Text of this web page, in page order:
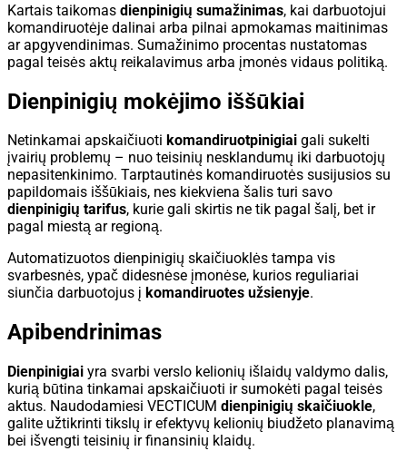
Kartais taikomas dienpinigių sumažinimas, kai darbuotojui
komandiruotėje dalinai arba pilnai apmokamas maitinimas
ar apgyvendinimas. Sumažinimo procentas nustatomas
pagal teisės aktų reikalavimus arba įmonės vidaus politiką.
Dienpinigių mokėjimo iššūkiai
Netinkamai apskaičiuoti komandiruotpinigiai gali sukelti
įvairių problemų – nuo teisinių nesklandumų iki darbuotojų
nepasitenkinimo. Tarptautinės komandiruotės susijusios su
papildomais iššūkiais, nes kiekviena šalis turi savo
dienpinigių tarifus, kurie gali skirtis ne tik pagal šalį, bet ir
pagal miestą ar regioną.
Automatizuotos dienpinigių skaičiuoklės tampa vis
svarbesnės, ypač didesnėse įmonėse, kurios reguliariai
siunčia darbuotojus į komandiruotes užsienyje.
Apibendrinimas
Dienpinigiai yra svarbi verslo kelionių išlaidų valdymo dalis,
kurią būtina tinkamai apskaičiuoti ir sumokėti pagal teisės
aktus. Naudodamiesi VECTICUM dienpinigių skaičiuokle,
galite užtikrinti tikslų ir efektyvų kelionių biudžeto planavimą
bei išvengti teisinių ir finansinių klaidų.